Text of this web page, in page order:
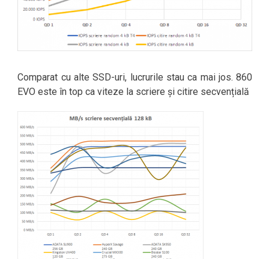
Comparat cu alte SSD-uri, lucrurile stau ca mai jos. 860
EVO este în top ca viteze la scriere și citire secvențială